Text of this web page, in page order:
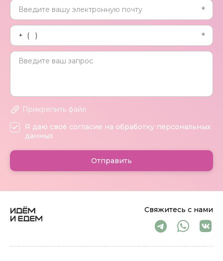
Свяжитесь с нами
Прикрепить файл
Я даю своё согласие на обработку персональных
данных
Отправить